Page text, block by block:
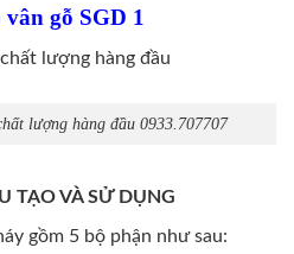
gỗ SGD 1
lượng hàng đầu 0933.707707
TẠO VÀ SỬ DỤNG
gồm 5 bộ phận như sau: